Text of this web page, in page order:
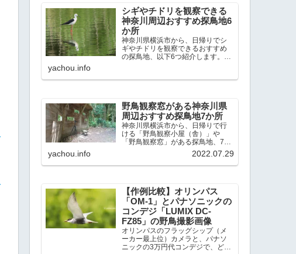
シギやチドリを観察できる
神奈川周辺おすすめ探鳥地6
か所
神奈川県横浜市から、日帰りでシ
ギやチドリを観察できるおすすめ
の探鳥地、以下6つ紹介します。こ
感じた探鳥地です。ふなばし三番
yachou.info
野鳥観察窓がある神奈川県
周辺おすすめ探鳥地7か所
神奈川県横浜市から、日帰りで行
ける「野鳥観察小屋（舎）」や
「野鳥観察窓」がある探鳥地、7か
所を紹介します。どこもオススメ
の探鳥地です。実際に訪れてみる
と、野山にいる野鳥、海や湖にい
yachou.info 2022.07.29
【作例比較】オリンパス
「OM-1」とパナソニックの
コンデジ「LUMIX DC-
FZ85」の野鳥撮影画像
オリンパスのフラッグシップ（メ
ーカー最上位）カメラと、パナソ
ニックの3万円代コンデジで、どの